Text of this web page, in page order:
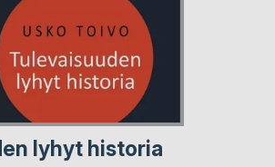
lyhyt historia